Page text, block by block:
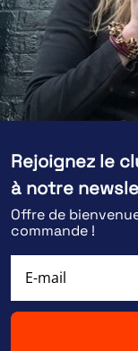
Rejoignez le
à notre
Offre de
commande !